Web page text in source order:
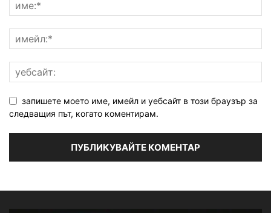
запишете моето име, имейл и уебсайт в този браузър за
следващия път, когато коментирам.